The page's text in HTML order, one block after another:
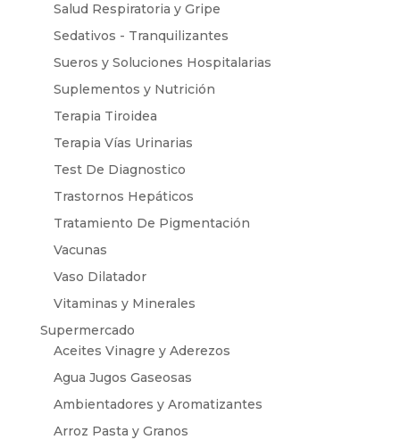
Salud Respiratoria y Gripe
Sedativos - Tranquilizantes
Sueros y Soluciones Hospitalarias
Suplementos y Nutrición
Terapia Tiroidea
Terapia Vías Urinarias
Test De Diagnostico
Trastornos Hepáticos
Tratamiento De Pigmentación
Vacunas
Vaso Dilatador
Vitaminas y Minerales
Supermercado
Aceites Vinagre y Aderezos
Agua Jugos Gaseosas
Ambientadores y Aromatizantes
Arroz Pasta y Granos